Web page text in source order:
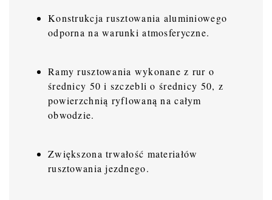
Konstrukcja rusztowania aluminiowego
odporna na warunki atmosferyczne.
Ramy rusztowania wykonane z rur o
średnicy 50 i szczebli o średnicy 50, z
powierzchnią ryflowaną na całym
obwodzie.
Zwiększona trwałość materiałów
rusztowania jezdnego.